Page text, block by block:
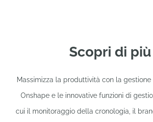
Scopri di più
Massimizza la produttività con la
Onshape e le innovative funzioni di
cui il monitoraggio della cronologia, il